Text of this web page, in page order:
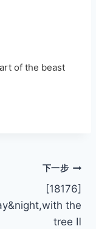
of the beast
下一步
[18176]
the
tree Ⅱ